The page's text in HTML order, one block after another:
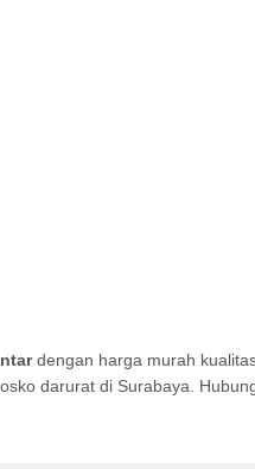
dengan harga murah
darurat di Surabaya.